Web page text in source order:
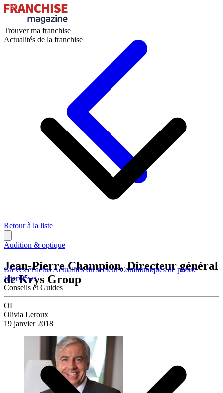
Trouver ma franchise
Actualités de la franchise
Brèves et actusActualités du secteurCommuniqués de presse
Interviews
Conseils et Guides
Retour à la liste
Audition & optique
Jean-Pierre Champion, Directeur général
de Krys Group
OL
Olivia Leroux
19 janvier 2018